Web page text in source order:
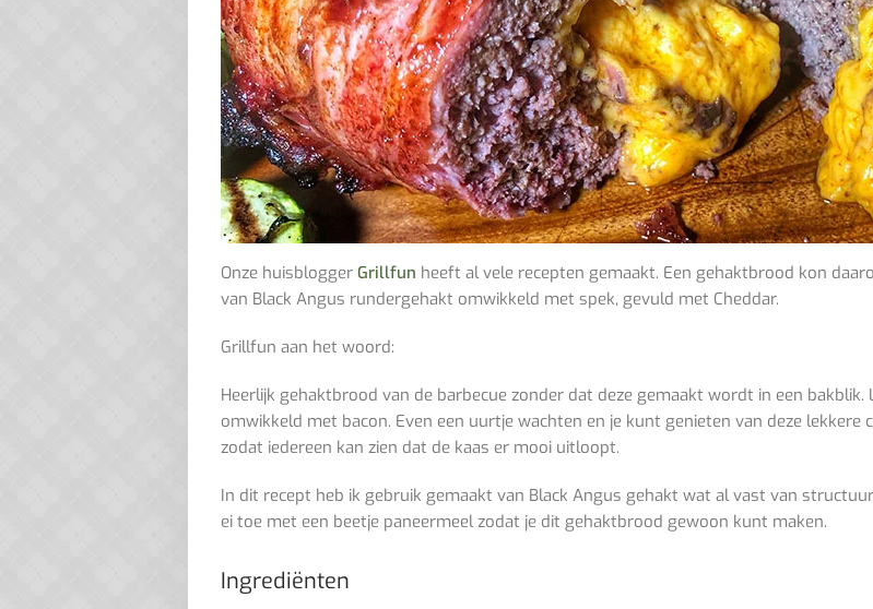
Onze huisblogger Grillfun heeft al vele recepten gemaakt. Een gehaktbrood kon
van Black Angus rundergehakt omwikkeld met spek, gevuld met Cheddar.
Grillfun aan het woord:
Heerlijk gehaktbrood van de barbecue zonder dat deze gemaakt wordt in een
omwikkeld met bacon. Even een uurtje wachten en je kunt genieten van deze
zodat iedereen kan zien dat de kaas er mooi uitloopt.
In dit recept heb ik gebruik gemaakt van Black Angus gehakt wat al vast van
ei toe met een beetje paneermeel zodat je dit gehaktbrood gewoon kunt maken.
Ingrediënten